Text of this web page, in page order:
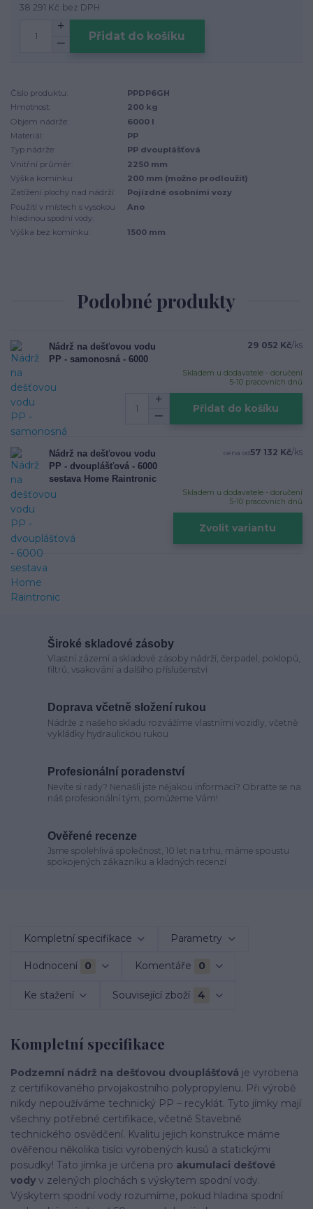
38 291 Kč bez DPH
Přidat do košíku
Číslo produktu:
PPDP6GH
Hmotnost:
200 kg
Objem nádrže:
6000 l
Materiál:
PP
Typ nádrže:
PP dvouplášťová
Vnitřní průměr:
2250 mm
Výška komínku:
200 mm (možno prodloužit)
Zatížení plochy nad nádrží:
Pojízdné osobními vozy
Použití v místech s vysokou
hladinou spodní vody:
Ano
Výška bez komínku: 1500 mm
Podobné produkty
Nádrž na dešťovou vodu
PP - samonosná - 6000
29 052 Kč/ks
Skladem u dodavatele - doručení
5-10 pracovních dnů
Přidat do košíku
Nádrž na dešťovou vodu
PP - dvouplášťová - 6000
sestava Home Raintronic
cena od57 132 Kč/ks
Skladem u dodavatele - doručení
5-10 pracovních dnů
Zvolit variantu
Široké skladové zásoby
Vlastní zázemí a skladové zásoby nádrží, čerpadel, poklopů,
filtrů, vsakování a dalšího příslušenství
Doprava včetně složení rukou
Nádrže z našeho skladu rozvážíme vlastními vozidly, včetně
vykládky hydraulickou rukou
Profesionální poradenství
Nevíte si rady? Nenašli jste nějakou informaci? Obraťte se na
náš profesionální tým, pomůžeme Vám!
Ověřené recenze
Jsme spolehlivá společnost, 10 let na trhu, máme spoustu
spokojených zákazníku a kladných recenzí
Kompletní specifikace Parametry
Hodnocení 0 Komentáře 0
Ke stažení Související zboží 4
Kompletní specifikace
Podzemní nádrž na dešťovou dvouplášťová je vyrobena
z certifikovaného prvojakostního polypropylenu. Při výrobě
nikdy nepoužíváme technický PP – recyklát. Tyto jímky mají
všechny potřebné certifikace, včetně Stavebně
technického osvědčení. Kvalitu jejich konstrukce máme
ověřenou několika tisíci vyrobených kusů a statickými
posudky! Tato jímka je určena pro akumulaci dešťové
vody v zelených plochách s výskytem spodní vody.
Výskytem spodní vody rozumíme, pokud hladina spodní